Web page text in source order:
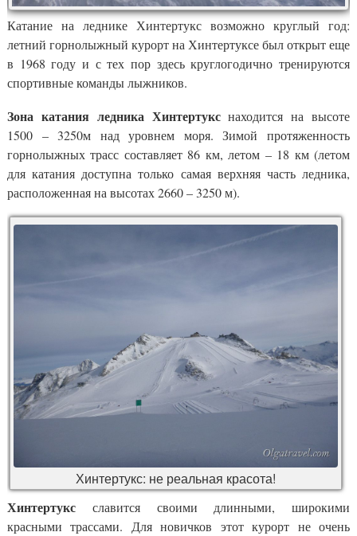
Катание на леднике Хинтертукс возможно круглый год:
летний горнолыжный курорт на Хинтертуксе был открыт еще
в 1968 году и с тех пор здесь круглогодично тренируются
спортивные команды лыжников.
Зона катания ледника Хинтертукснаходится на высоте
1500 – 3250м над уровнем моря. Зимой протяженность
горнолыжных трасс составляет 86 км, летом – 18 км (летом
для катания доступна только самая верхняя часть ледника,
расположенная на высотах 2660 – 3250 м).
Хинтертукс: не реальная красота!
Хинтертукс славится своими длинными, широкими
красными трассами. Для новичков этот курорт не очень